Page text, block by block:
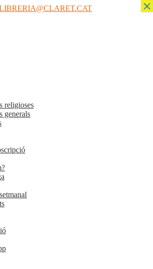
religioses
generals
×